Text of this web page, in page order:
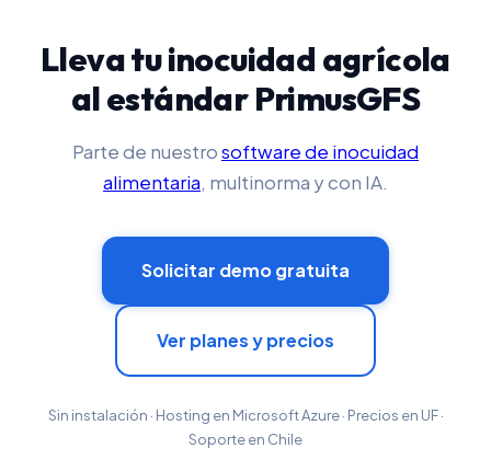
Lleva tu inocuidad agrícola
al estándar PrimusGFS
Parte de nuestrosoftware de inocuidad
alimentaria, multinorma y con IA.
Solicitar demo gratuita
Ver planes y precios
Sin instalación · Hosting en Microsoft Azure · Precios en UF ·
Soporte en Chile